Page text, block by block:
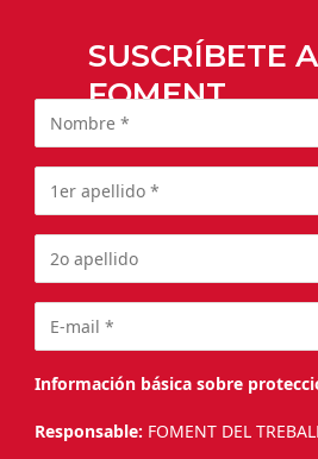
SUSCRÍBETE A
FOMENT
Información básica sobre
Responsable: FOMENT DEL